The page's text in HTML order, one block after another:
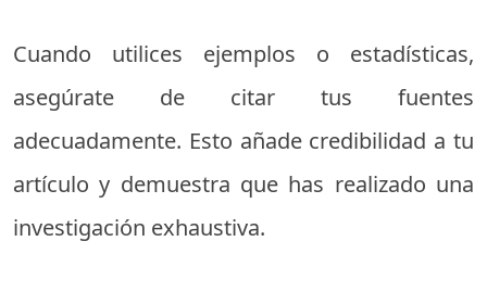
Cuando utilices ejemplos o estadísticas,
asegúrate de citar tus fuentes
adecuadamente. Esto añade credibilidad a tu
artículo y demuestra que has realizado una
investigación exhaustiva.